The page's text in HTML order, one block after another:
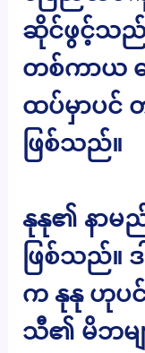
ဆိုင်ဖွင့်သည်
တစ်ကာယ ဒ
ထပ်မှာပင်
ဖြစ်သည်။
နုနု၏ နာ
ဖြစ်သည်။
က နုနု ဟုပ
သီ၏ မိဘမျ